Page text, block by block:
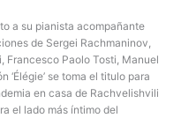
a su pianista acompañante
de Sergei Rachmaninov,
Francesco Paolo Tosti, Manuel
se toma el titulo para
en casa de Rachvelishvili
el lado más íntimo del